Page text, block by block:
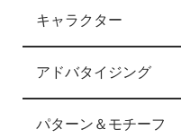
キャラクター
アドバタイジング
パターン＆モチーフ